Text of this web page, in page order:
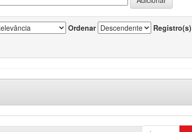
Ordenar Registro(s)